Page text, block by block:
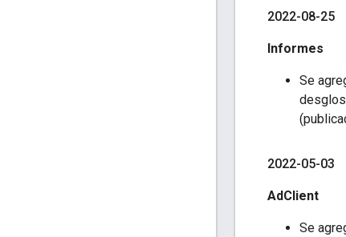
2022-08-25
Informes
Se
2022-05-03
AdClient
Se